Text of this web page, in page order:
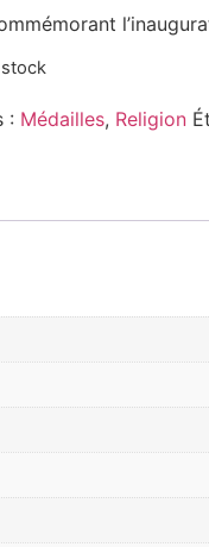
: Médailles, Religion